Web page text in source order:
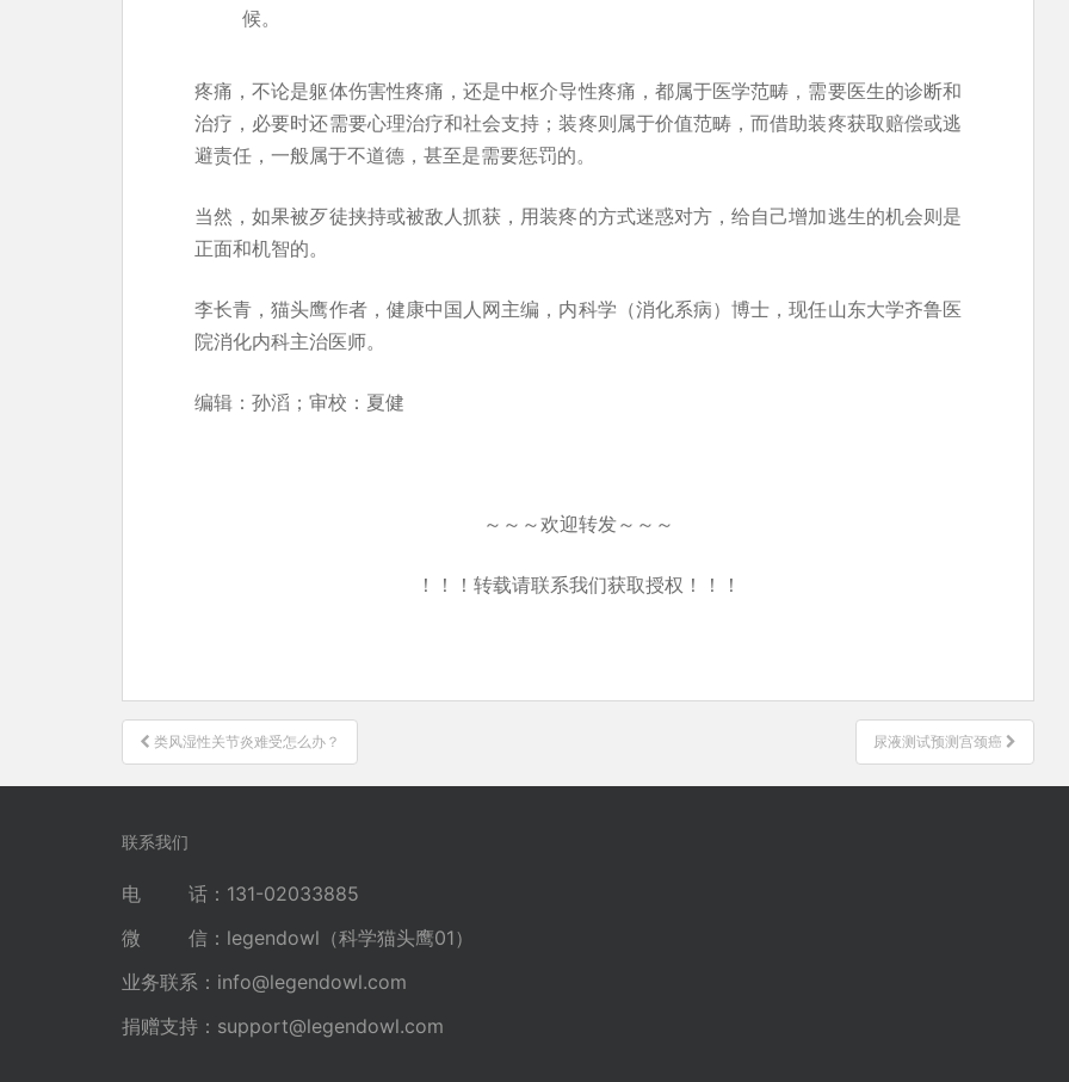
候。
疼痛，不论是躯体伤害性疼痛，还是中枢介导性疼痛，都属于医学范畴，需要医生的诊断和
治疗，必要时还需要心理治疗和社会支持；装疼则属于价值范畴，而借助装疼获取赔偿或逃
避责任，一般属于不道德，甚至是需要惩罚的。
当然，如果被歹徒挟持或被敌人抓获，用装疼的方式迷惑对方，给自己增加逃生的机会则是
正面和机智的。
李长青，猫头鹰作者，健康中国人网主编，内科学（消化系病）博士，现任山东大学齐鲁医
院消化内科主治医师。
编辑：孙滔；审校：夏健
～～～欢迎转发～～～
！！！转载请联系我们获取授权！！！
文
章
导
类风湿性关节炎难受怎么办？ 尿液测试预测宫颈癌
联系我们
电 话：131-02033885
微 信：legendowl（科学猫头鹰01）
业务联系： info@legendowl.com
捐赠支持： support@legendowl.com